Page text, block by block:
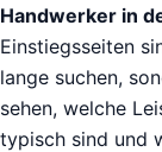
Handwerker in
Einstiegsseiten
lange suchen,
sehen, welche
typisch sind und